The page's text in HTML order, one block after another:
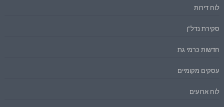
לוח דירות
סקירת נדל"ן
חדשות כרמי גת
עסקים מקומיים
לוח ארועים